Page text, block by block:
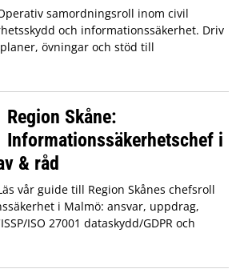
samordningsroll inom civil
och informationssäkerhet. Driv
övningar och stöd till
Region Skåne:
Informationssäkerhetschef i
& råd
vår guide till Region Skånes chefsroll
i Malmö: ansvar, uppdrag,
ISO 27001 dataskydd/GDPR och